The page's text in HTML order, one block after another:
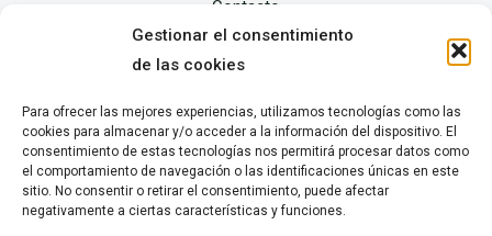
Gestionar el consentimiento
de las cookies
Para ofrecer las mejores experiencias, utilizamos tecnologías como las
cookies para almacenar y/o acceder a la información del dispositivo. El
consentimiento de estas tecnologías nos permitirá procesar datos como
el comportamiento de navegación o las identificaciones únicas en este
sitio. No consentir o retirar el consentimiento, puede afectar
negativamente a ciertas características y funciones.
Contacto
Finalizar compra
Mi cuenta
Tienda